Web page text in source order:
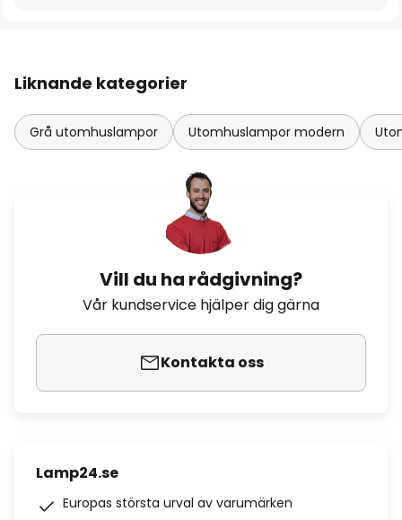
Liknande kategorier
Grå utomhuslampor Utomhuslampor modern
Vill du ha rådgivning?
Vår kundservice hjälper dig gärna
Kontakta oss
Lamp24.se
Europas största urval av varumärken